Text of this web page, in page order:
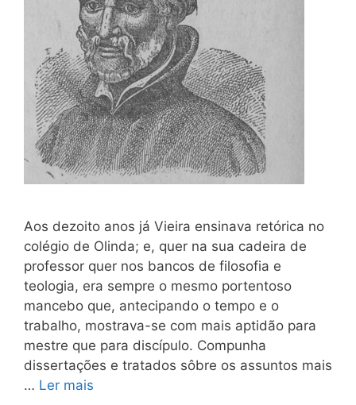
Aos dezoito anos já Vieira ensinava retórica no
colégio de Olinda; e, quer na sua cadeira de
professor quer nos bancos de filosofia e
teologia, era sempre o mesmo portentoso
mancebo que, antecipando o tempo e o
trabalho, mostrava-se com mais aptidão para
mestre que para discípulo. Compunha
dissertações e tratados sôbre os assuntos mais
… Ler mais